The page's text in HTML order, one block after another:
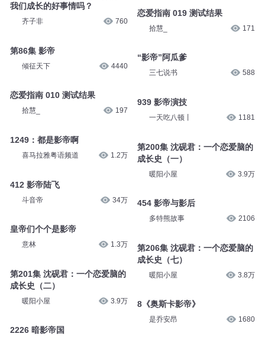
我们成长的好事情吗？
齐子非 760
第86集 影帝
倾征天下 4440
恋爱指南 010 测试结果
拾慧_ 197
1249：都是影帝啊
喜马拉雅粤语频道 1.2万
412 影帝陆飞
斗音帝 34万
皇帝们个个是影帝
意林 1.3万
第201集 沈砚君：一个恋爱脑的
成长史（二）
暖阳小屋 3.9万
2226 暗影帝国
恋爱指南 019 测试结果
拾慧_ 171
“影帝”阿瓜爹
三七说书 588
939 影帝演技
一天吃八顿丨 1181
第200集 沈砚君：一个恋爱脑的
成长史（一）
暖阳小屋 3.9万
454 影帝与影后
多特熊故事 2106
第206集 沈砚君：一个恋爱脑的
成长史（七）
暖阳小屋 3.8万
8《奥斯卡影帝》
是乔安昂 1680